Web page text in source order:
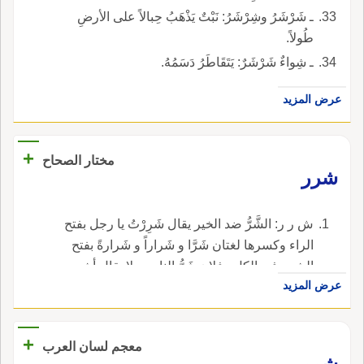
ـ شَرْشَرُ وشِرْشَرُ: نَبْتٌ يَذْهَبُ حِبالاً على الأرضِ
طُولاً.
ـ شِواءٌ شَرْشَرٌ: يَتَقَاطَرُ دَسَمُهُ.
عرض المزيد
مختار الصحاح
+
شرر
ش ر ر: الشَّرُّ ضد الخير يقال شَرِرْتُ يا رجل بفتح
الراء وكسرها لغتان شَرَّا و شَراراً و شَرارةً بفتح
الشين في الكل وفلان شَرُّ الناس ولا يقال أشر
الناس إلا في لغة رديئة وقوم أشْرارٌ و أشِرّاءُ
كأشداء قال يونس واحد الأشْرَارِ رجل شَرٌّ كزند
ورجل شِرِّريرٌ بوزن سكيت أي كثير الشر و شِرَّةُ
عرض المزيد
معجم لسان العرب
+